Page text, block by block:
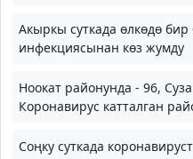
Акыркы суткада өлкөдө
инфекциясынан көз жумду
Ноокат районунда - 96,
Коронавирус катталган
Соңку суткада